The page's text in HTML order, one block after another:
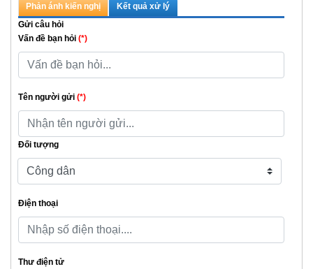
Phản ánh kiến nghị
Kết quả xử lý
Gửi câu hỏi
Vấn đề bạn hỏi (*)
Tên người gửi (*)
Đối tượng
Điện thoại
Thư điện tử